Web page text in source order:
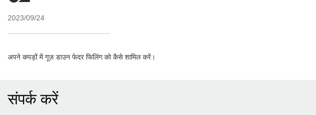
2023/09/24
अपने कपड़ों में गूज़ डाउन फेदर फिलिंग को कैसे शामिल करें।
संपर्क करें